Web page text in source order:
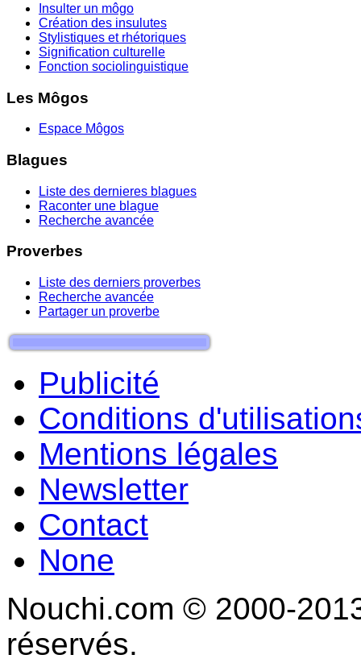
Insulter un môgo
Création des insulutes
Stylistiques et rhétoriques
Signification culturelle
Fonction sociolinguistique
Les Môgos
Espace Môgos
Blagues
Liste des dernieres blagues
Raconter une blague
Recherche avancée
Proverbes
Liste des derniers proverbes
Recherche avancée
Partager un proverbe
Publicité
Conditions
Mentions légales
Newsletter
Contact
None
Nouchi.com © 2000-
réservés.